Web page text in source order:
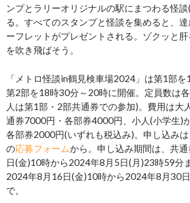
ンプとラリーオリジナルの駅にまつわる怪
る。すべてのスタンプと怪談を集めると、
ーフレットがプレゼントされる。ゾクッと
を吹き飛ばそう。
「メトロ怪談in鶴見検車場2024」は第1部を
第2部を18時30分～20時に開催。定員数は
人は第1部・2部共通券での参加)。費用は大
通券7000円・各部券4000円、小人(小学生)
各部券2000円(いずれも税込み)。申し込みは
の応募フォームから。申し込み期間は、共
日(金)10時から2024年8月5日(月)23時59分
2024年8月16日(金)10時から2024年8月30
で。